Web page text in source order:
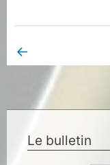
←
Le bulletin